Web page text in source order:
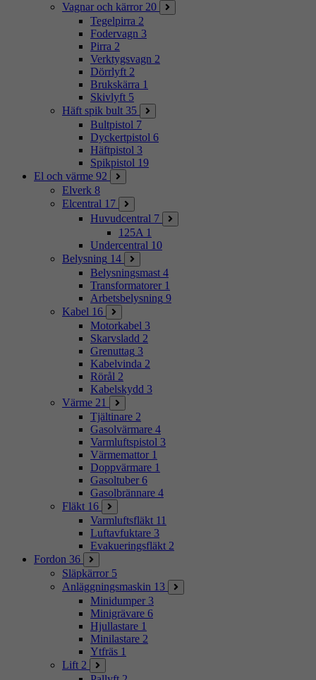
Vagnar och kärror 20
Tegelpirra 2
Fodervagn 3
Pirra 2
Verktygsvagn 2
Dörrlyft 2
Brukskärra 1
Skivlyft 5
Häft spik bult 35
Bultpistol 7
Dyckertpistol 6
Häftpistol 3
Spikpistol 19
El och värme 92
Elverk 8
Elcentral 17
Huvudcentral 7
125A 1
Undercentral 10
Belysning 14
Belysningsmast 4
Transformatorer 1
Arbetsbelysning 9
Kabel 16
Motorkabel 3
Skarvsladd 2
Grenuttag 3
Kabelvinda 2
Rörål 2
Kabelskydd 3
Värme 21
Tjältinare 2
Gasolvärmare 4
Varmluftspistol 3
Värmemattor 1
Doppvärmare 1
Gasoltuber 6
Gasolbrännare 4
Fläkt 16
Varmluftsfläkt 11
Luftavfuktare 3
Evakueringsfläkt 2
Fordon 36
Släpkärror 5
Anläggningsmaskin 13
Minidumper 3
Minigrävare 6
Hjullastare 1
Minilastare 2
Ytfräs 1
Lift 2